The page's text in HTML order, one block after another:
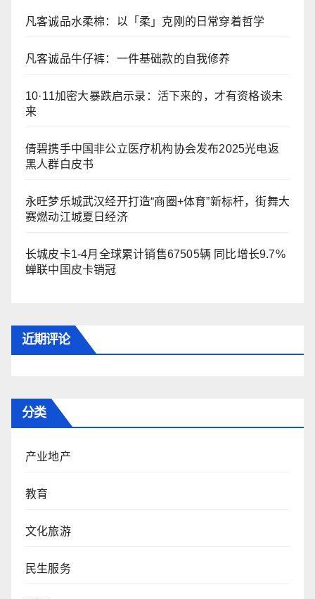
凡客诚品水柔棉：以「柔」克刚的日常穿着哲学
凡客诚品牛仔裤：一件基础款的自我修养
10·11加密大暴跌启示录：活下来的，才有资格谈未
来
倩碧携手中国非公立医疗机构协会发布2025光电返
黑人群白皮书
永旺梦乐城武汉经开打造“商圈+体育”新标杆，街舞大
赛燃动江城夏日经济
长城皮卡1-4月全球累计销售67505辆 同比增长9.7%
蝉联中国皮卡销冠
近期评论
分类
产业地产
教育
文化旅游
民生服务